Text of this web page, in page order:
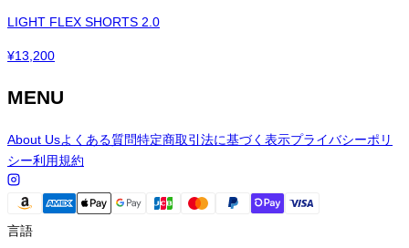
LIGHT FLEX SHORTS 2.0
¥13,200
MENU
About Usよくある質問特定商取引法に基づく表示プライバシーポリ
シー利用規約
言語